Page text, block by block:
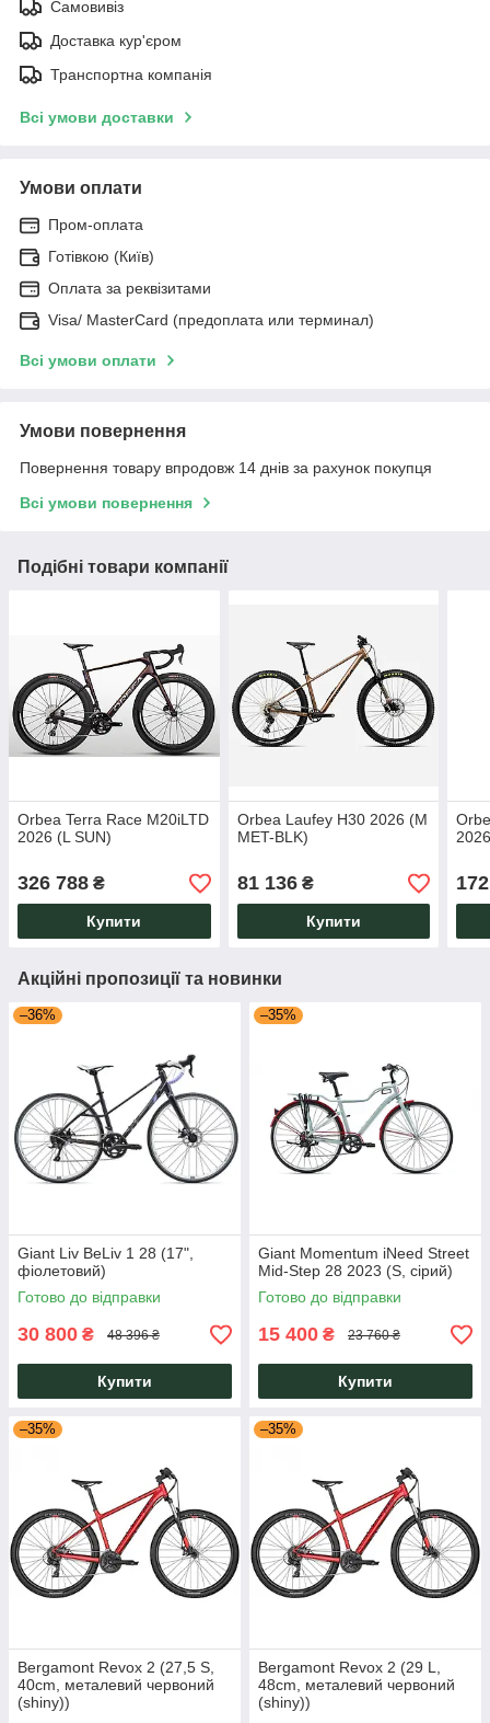
Самовивіз
Доставка кур'єром
Транспортна компанія
Всі умови доставки
Умови оплати
Пром-оплата
Готівкою (Київ)
Оплата за реквізитами
Visa/ MasterCard (предоплата или терминал)
Всі умови оплати
Умови повернення
Повернення товару впродовж 14 днів за рахунок покупця
Всі умови повернення
Подібні товари компанії
Orbea Terra Race M20iLTD
2026 (L SUN)
326 788 ₴
Купити
Orbea Laufey H30 2026 (M
MET-BLK)
81 136₴
Купити
Акційні пропозиції та новинки
–36%
Giant Liv BeLiv 1 28 (17",
фіолетовий)
Готово до відправки
30 800 ₴ 48 396 ₴
Купити
–35%
Giant Momentum iNeed Street
Mid-Step 28 2023 (S, сірий)
Готово до відправки
15 400 ₴ 23 760 ₴
Купити
–35%
Bergamont Revox 2 (27,5 S,
40cm, металевий червоний
(shiny))
–35%
Bergamont Revox 2 (29 L,
48cm, металевий червоний
(shiny))